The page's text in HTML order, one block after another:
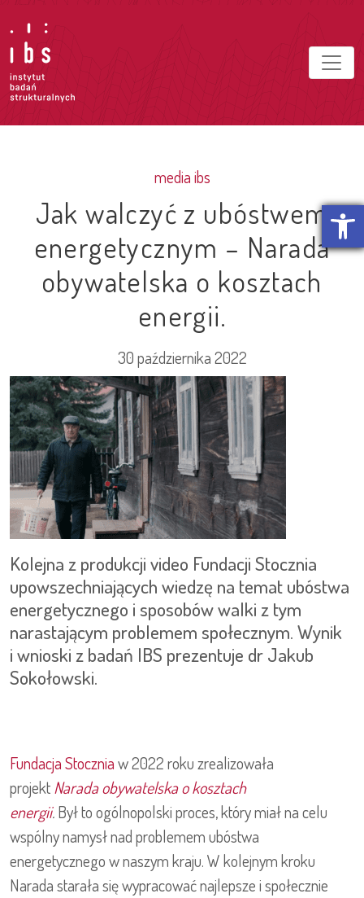
Otwórz
media ibs
Jak walczyć z ubóstwem
energetycznym – Narada
obywatelska o kosztach
energii.
30 października 2022
Kolejna z produkcji video Fundacji Stocznia
upowszechniających wiedzę na temat ubóstwa
energetycznego i sposobów walki z tym
narastającym problemem społecznym. Wynik
i wnioski z badań IBS prezentuje dr Jakub
Sokołowski.
Fundacja Stoczniaw 2022 roku zrealizowała
projektNarada obywatelska o kosztach
energii.Był to ogólnopolski proces, który miał na celu
wspólny namysł nad problemem ubóstwa
energetycznego w naszym kraju. W kolejnym kroku
Narada starała się wypracować najlepsze i społecznie